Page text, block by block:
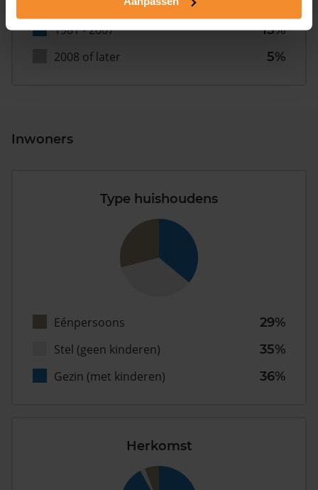
1981 - 2007
15%
2008 of later
5%
Inwoners
Type huishoudens
Eénpersoons
29%
Stel (geen kinderen)
35%
Gezin (met kinderen)
36%
Herkomst